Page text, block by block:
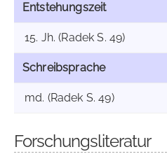
Entstehungszeit
15. Jh. (Radek S. 49)
Schreibsprache
md. (Radek S. 49)
Forschungsliteratur